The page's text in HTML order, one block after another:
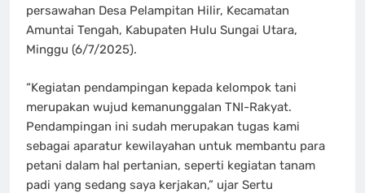
persawahan Desa Pelampitan Hilir, Kecamatan
Amuntai Tengah, Kabupaten Hulu Sungai Utara,
Minggu (6/7/2025).
“Kegiatan pendampingan kepada kelompok tani
merupakan wujud kemanunggalan TNI-Rakyat.
Pendampingan ini sudah merupakan tugas kami
sebagai aparatur kewilayahan untuk membantu para
petani dalam hal pertanian, seperti kegiatan tanam
padi yang sedang saya kerjakan,” ujar Sertu